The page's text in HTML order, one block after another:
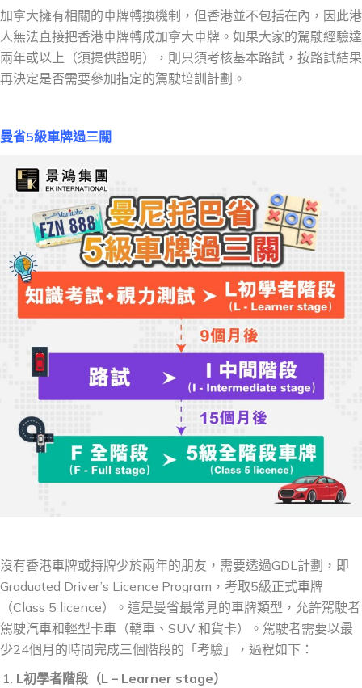
加拿大擁有相關的車牌轉換機制，但香港並不包括在內，因此港
人無法直接把香港車牌轉成加拿大車牌。如果大家的駕駛經驗達
兩年或以上（須提供證明），則只須考核基本路試，按路試結果
再決定是否需要參加指定的駕駛培訓計劃。
曼省5級車牌過三關
沒有香港車牌或持牌少於兩年的朋友，需要透過GDL計劃，即
Graduated Driver’s Licence Program，考取5級正式車牌
（Class 5 licence）。這是曼省最常見的車牌類型，允許駕駛者
駕駛汽車和輕型卡車（轎車、SUV 和貨卡）。駕駛者需要以最
少24個月的時間完成三個階段的「考驗」，過程如下：
L初學者階段（L – Learner stage）